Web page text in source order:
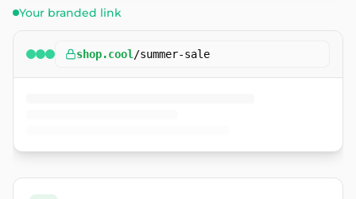
Your branded link
shop.cool /summer-sale